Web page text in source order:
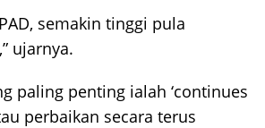
semakin tinggi pula
ujarnya.
paling penting ialah ‘continues
perbaikan secara terus